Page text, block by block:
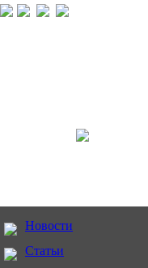
Новости
Статьи